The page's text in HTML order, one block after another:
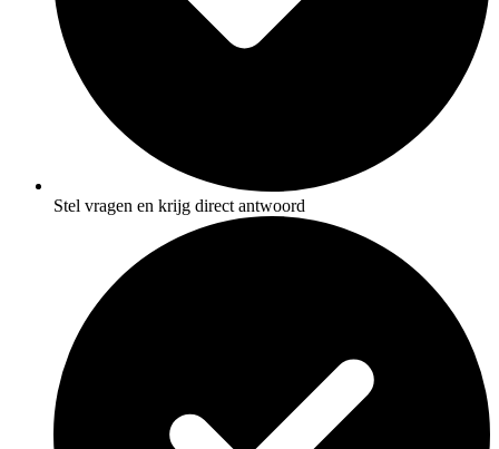
Stel vragen en krijg direct antwoord